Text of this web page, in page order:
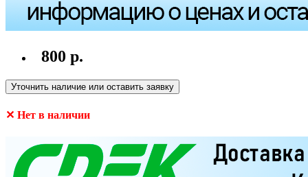
800 р.
Уточнить наличие или оставить заявку
✕ Нет в наличии